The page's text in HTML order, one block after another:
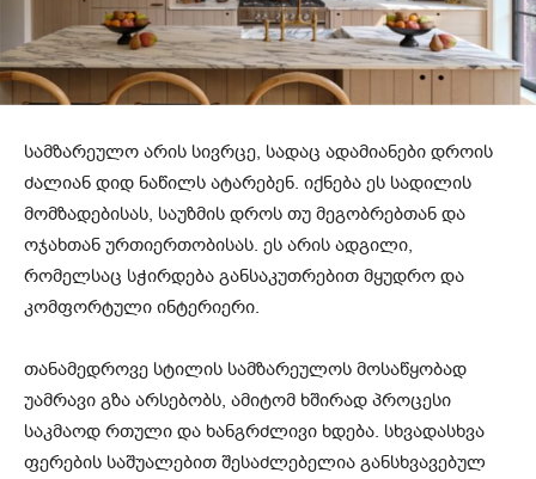
სამზარეულო არის სივრცე, სადაც ადამიანები დროის
ძალიან დიდ ნაწილს ატარებენ. იქნება ეს სადილის
მომზადებისას, საუზმის დროს თუ მეგობრებთან და
ოჯახთან ურთიერთობისას. ეს არის ადგილი,
რომელსაც სჭირდება განსაკუთრებით მყუდრო და
კომფორტული ინტერიერი.
თანამედროვე სტილის სამზარეულოს მოსაწყობად
უამრავი გზა არსებობს, ამიტომ ხშირად პროცესი
საკმაოდ რთული და ხანგრძლივი ხდება. სხვადასხვა
ფერების საშუალებით შესაძლებელია განსხვავებულ